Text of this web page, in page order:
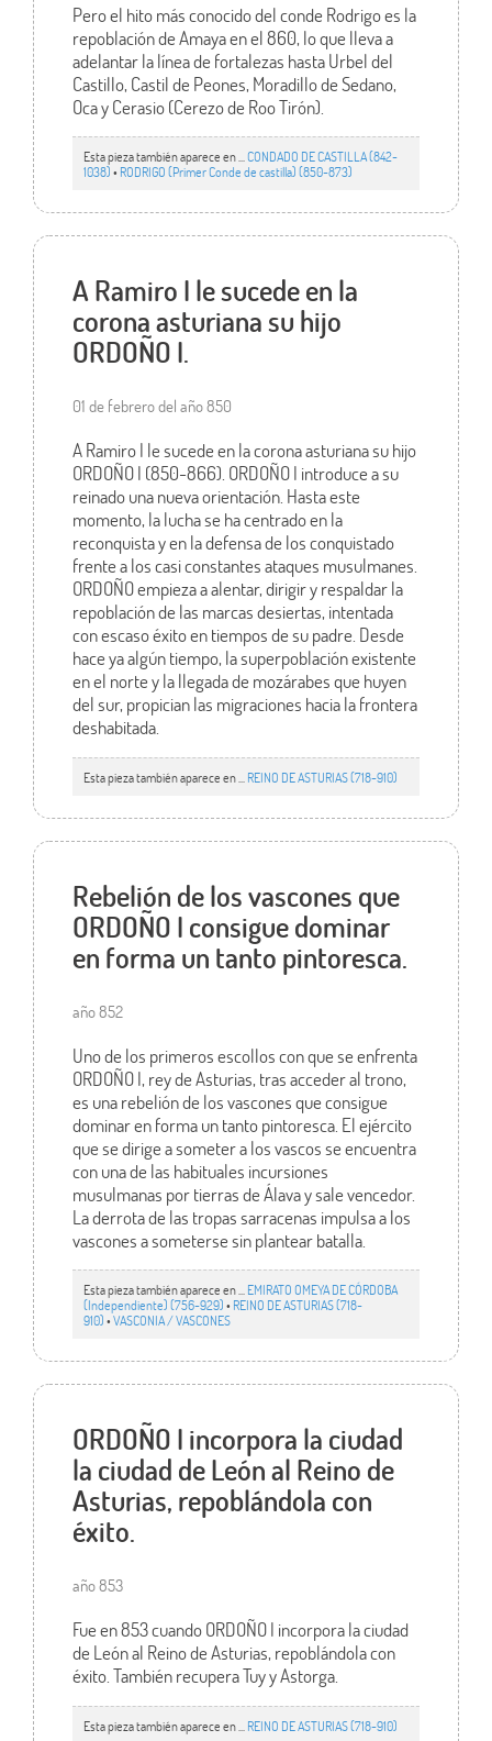
Pero el hito más conocido del conde Rodrigo es la
repoblación de Amaya en el 860, lo que lleva a
adelantar la línea de fortalezas hasta Urbel del
Castillo, Castil de Peones, Moradillo de Sedano,
Oca y Cerasio (Cerezo de Roo Tirón).
Esta pieza también aparece en ... CONDADO DE CASTILLA (842-
1038)• RODRIGO (Primer Conde de castilla) (850-873)
A Ramiro I le sucede en la
corona asturiana su hijo
ORDOÑO I.
01 de febrero del año 850
A Ramiro I le sucede en la corona asturiana su hijo
ORDOÑO I (850-866). ORDOÑO I introduce a su
reinado una nueva orientación. Hasta este
momento, la lucha se ha centrado en la
reconquista y en la defensa de los conquistado
frente a los casi constantes ataques musulmanes.
ORDOÑO empieza a alentar, dirigir y respaldar la
repoblación de las marcas desiertas, intentada
con escaso éxito en tiempos de su padre. Desde
hace ya algún tiempo, la superpoblación existente
en el norte y la llegada de mozárabes que huyen
del sur, propician las migraciones hacia la frontera
deshabitada.
Esta pieza también aparece en ... REINO DE ASTURIAS (718-910)
Rebelión de los vascones que
ORDOÑO I consigue dominar
en forma un tanto pintoresca.
año 852
Uno de los primeros escollos con que se enfrenta
ORDOÑO I, rey de Asturias, tras acceder al trono,
es una rebelión de los vascones que consigue
dominar en forma un tanto pintoresca. El ejército
que se dirige a someter a los vascos se encuentra
con una de las habituales incursiones
musulmanas por tierras de Álava y sale vencedor.
La derrota de las tropas sarracenas impulsa a los
vascones a someterse sin plantear batalla.
Esta pieza también aparece en ... EMIRATO OMEYA DE CÓRDOBA
(Independiente) (756-929)• REINO DE ASTURIAS (718-
910)•VASCONIA / VASCONES
ORDOÑO I incorpora la ciudad
la ciudad de León al Reino de
Asturias, repoblándola con
éxito.
año 853
Fue en 853 cuando ORDOÑO I incorpora la ciudad
de León al Reino de Asturias, repoblándola con
éxito. También recupera Tuy y Astorga.
Esta pieza también aparece en ... REINO DE ASTURIAS (718-910)